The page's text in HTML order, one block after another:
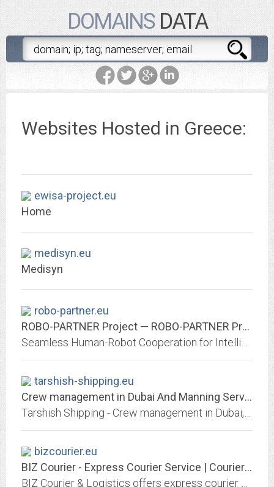
DOMAINSDATA
Websites Hosted in Greece:
ewisa-project.eu
Home
medisyn.eu
Medisyn
robo-partner.eu
ROBO-PARTNER Project — ROBO-PARTNER Project Portal
tarshish-shipping.eu
Crew management in Dubai And Manning Services
bizcourier.eu
BIZ Courier - Express Courier Service | Courier Athens